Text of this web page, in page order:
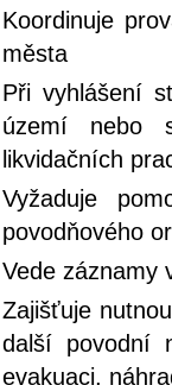
Koordinuje
města
Při vyhlášení
území nebo
likvidačních
Vyžaduje
povodňového
Vede záznamy
Zajišťuje
další povodní
evakuaci,